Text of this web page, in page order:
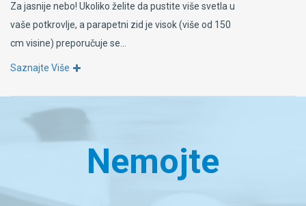
Za jasnije nebo! Ukoliko želite da pustite više svetla u
vaše potkrovlje, a parapetni zid je visok (više od 150
cm visine) preporučuje se...
Saznajte Više
Nemojte